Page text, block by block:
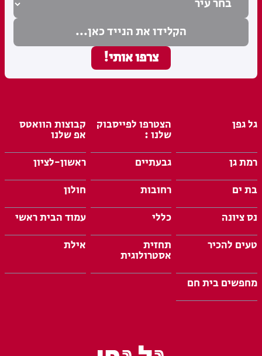
גל גפן הצטרפו לפייסבוק
שלנו :
קבוצות הוואטס
אפ שלנו
רמת גן
גבעתיים
ראשון-לציון
בת ים
רחובות
חולון
נס ציונה
כללי
עמוד הבית ראשי
טעים להכיר
תחזית
אסטרולוגית
אילת
מחפשים בית חם